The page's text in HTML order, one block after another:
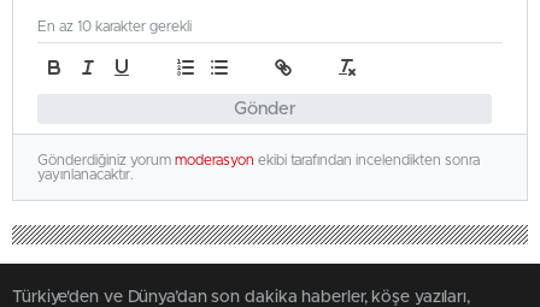
Gönder
En az 10 karakter gerekli
Gönderdiğiniz yorum moderasyon ekibi tarafından incelendikten sonra
yayınlanacaktır.
Türkiye'den ve Dünya’dan son dakika haberler, köşe yazıları,